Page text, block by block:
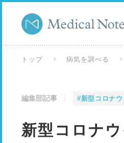
トップ 病気を調べる
編集部記事 #新型コロナ
新型コロナ